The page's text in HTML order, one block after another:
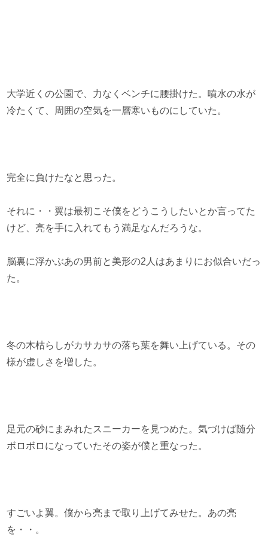
大学近くの公園で、力なくベンチに腰掛けた。噴水の水が
冷たくて、周囲の空気を一層寒いものにしていた。
完全に負けたなと思った。
それに・・翼は最初こそ僕をどうこうしたいとか言ってた
けど、亮を手に入れてもう満足なんだろうな。
脳裏に浮かぶあの男前と美形の2人はあまりにお似合いだっ
た。
冬の木枯らしがカサカサの落ち葉を舞い上げている。その
様が虚しさを増した。
足元の砂にまみれたスニーカーを見つめた。気づけば随分
ボロボロになっていたその姿が僕と重なった。
すごいよ翼。僕から亮まで取り上げてみせた。あの亮
を・・。